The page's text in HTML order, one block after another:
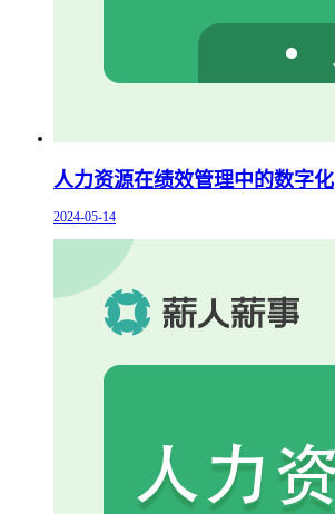
人力资源在绩效管理中的数字化
2024-05-14